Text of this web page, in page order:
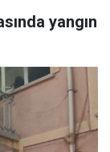
yangın